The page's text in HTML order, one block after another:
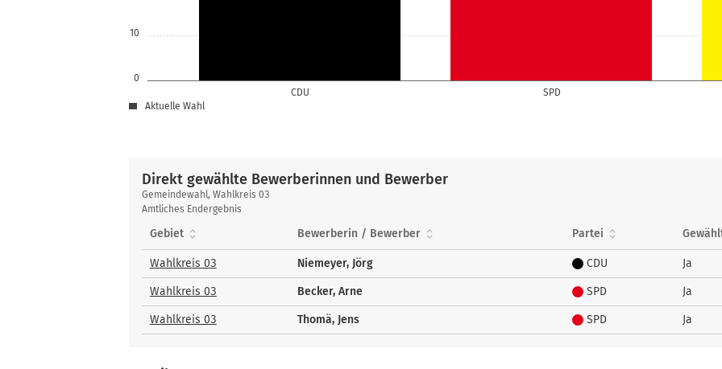
0
10
CDU SPD
Aktuelle Wahl
Direkt gewählte Bewerberinnen und Bewerber
Direkt
gewählte
Bewerberinnen
Bewerber
Gemeindewahl, Wahlkreis 03
Amtliches Endergebnis
Gebiet Bewerberin / Bewerber Partei
Wahlkreis 03 Niemeyer, Jörg CDU Ja
Wahlkreis 03 Becker, Arne SPD Ja
Wahlkreis 03 Thomä, Jens SPD Ja